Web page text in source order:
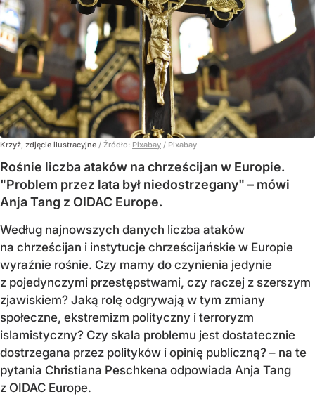
Krzyż, zdjęcie ilustracyjne / Źródło: Pixabay / Pixabay
Rośnie liczba ataków na chrześcijan w Europie.
"Problem przez lata był niedostrzegany" – mówi
Anja Tang z OIDAC Europe.
Według najnowszych danych liczba ataków
na chrześcijan i instytucje chrześcijańskie w Europie
wyraźnie rośnie. Czy mamy do czynienia jedynie
z pojedynczymi przestępstwami, czy raczej z szerszym
zjawiskiem? Jaką rolę odgrywają w tym zmiany
społeczne, ekstremizm polityczny i terroryzm
islamistyczny? Czy skala problemu jest dostatecznie
dostrzegana przez polityków i opinię publiczną? – na te
pytania Christiana Peschkena odpowiada Anja Tang
z OIDAC Europe.